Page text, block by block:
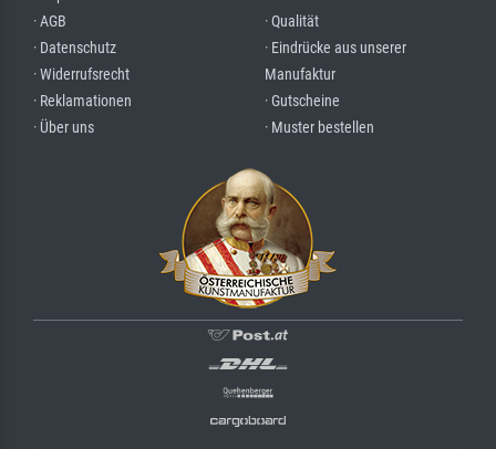
· AGB
· Datenschutz
· Widerrufsrecht
· Reklamationen
· Über uns
· Qualität
· Eindrücke aus unserer
Manufaktur
· Gutscheine
· Muster bestellen